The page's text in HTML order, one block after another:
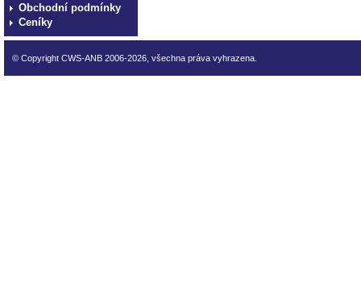
Obchodní podmínky
Ceníky
© Copyright CWS-ANB 2006-2026, všechna práva vyhrazena.